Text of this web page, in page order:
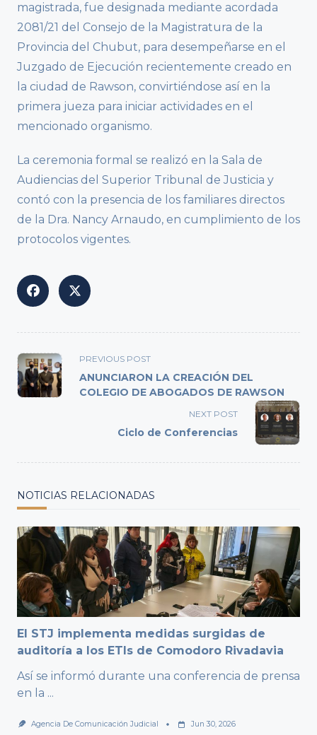
magistrada, fue designada mediante acordada
2081/21 del Consejo de la Magistratura de la
Provincia del Chubut, para desempeñarse en el
Juzgado de Ejecución recientemente creado en
la ciudad de Rawson, convirtiéndose así en la
primera jueza para iniciar actividades en el
mencionado organismo.
La ceremonia formal se realizó en la Sala de
Audiencias del Superior Tribunal de Justicia y
contó con la presencia de los familiares directos
de la Dra. Nancy Arnaudo, en cumplimiento de los
protocolos vigentes.
<span
class="nav-
subtitle
PREVIOUS POST
ANUNCIARON LA CREACIÓN DEL
COLEGIO DE ABOGADOS DE RAWSON
NEXT POST
Ciclo de Conferencias
NOTICIAS RELACIONADAS
El STJ implementa medidas surgidas de
auditoría a los ETIs de Comodoro Rivadavia
Así se informó durante una conferencia de prensa
en la ...
Agencia De Comunicación Judicial Jun 30, 2026